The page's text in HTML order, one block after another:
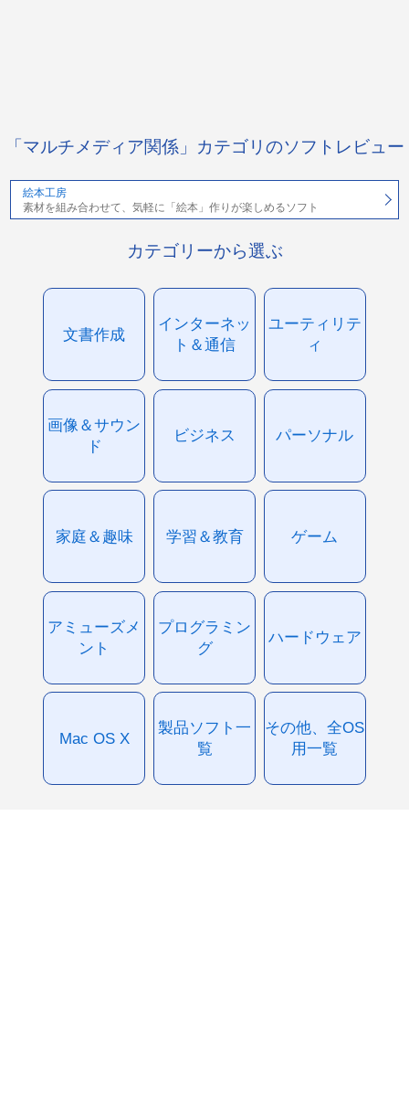
「マルチメディア関係」カテゴリのソフトレビュー
絵本工房
素材を組み合わせて、気軽に「絵本」作りが楽しめるソフト
カテゴリーから選ぶ
文書作成
インターネッ
ト＆通信
ユーティリテ
ィ
画像＆サウン
ド
ビジネス パーソナル
家庭＆趣味 学習＆教育 ゲーム
アミューズメ
ント
プログラミン
グ
ハードウェア
Mac OS X
製品ソフト一
覧
その他、全OS
用一覧